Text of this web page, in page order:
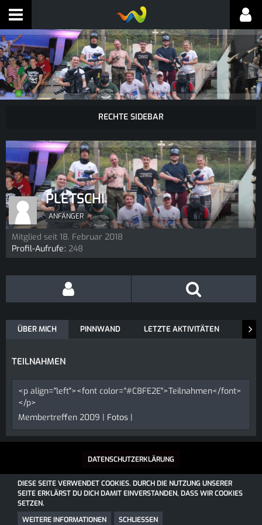
PLETSCHI
ANFÄNGER
Mitglied seit 18. Februar 2018
Profil-Aufrufe 248
ÜBER MICH PINNWAND LETZTE AKTIVITÄTEN
TEILNAHMEN
<p align="left"><font color="#C8FE2E">Teilnahmen</font>
</p>
Membertreffen 2009 | Fotos |
DATENSCHUTZERKLÄRUNG
SOCIALBOX, ENTWICKELT VON WEBEXPANDED
COMMUNITY-DESIGN: COMMUNITYVON
DIESE SEITE VERWENDET COOKIES. DURCH DIE NUTZUNG UNSERER
SEITE ERKLÄRST DU DICH DAMIT EINVERSTANDEN, DASS WIR COOKIES
SETZEN.
WEITERE INFORMATIONEN
SCHLIESSEN